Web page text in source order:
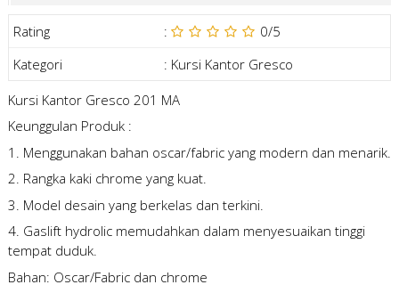
Rating : 0/5
Kategori
: Kursi Kantor Gresco
Kursi Kantor Gresco 201 MA
Keunggulan Produk :
1. Menggunakan bahan oscar/fabric yang modern dan menarik.
2. Rangka kaki chrome yang kuat.
3. Model desain yang berkelas dan terkini.
4. Gaslift hydrolic memudahkan dalam menyesuaikan tinggi
tempat duduk.
Bahan: Oscar/Fabric dan chrome